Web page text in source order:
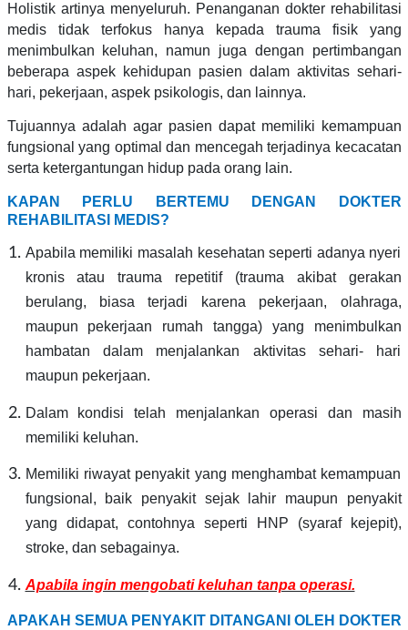
Holistik artinya menyeluruh. Penanganan dokter rehabilitasi
medis tidak terfokus hanya kepada trauma fisik yang
menimbulkan keluhan, namun juga dengan pertimbangan
beberapa aspek kehidupan pasien dalam aktivitas sehari-
hari, pekerjaan, aspek psikologis, dan lainnya.
Tujuannya adalah agar pasien dapat memiliki kemampuan
fungsional yang optimal dan mencegah terjadinya kecacatan
serta ketergantungan hidup pada orang lain.
KAPAN PERLU BERTEMU DENGAN DOKTER
REHABILITASI MEDIS?
Apabila memiliki masalah kesehatan seperti adanya nyeri
kronis atau trauma repetitif (trauma akibat gerakan
berulang, biasa terjadi karena pekerjaan, olahraga,
maupun pekerjaan rumah tangga) yang menimbulkan
hambatan dalam menjalankan aktivitas sehari- hari
maupun pekerjaan.
Dalam kondisi telah menjalankan operasi dan masih
memiliki keluhan.
Memiliki riwayat penyakit yang menghambat kemampuan
fungsional, baik penyakit sejak lahir maupun penyakit
yang didapat, contohnya seperti HNP (syaraf kejepit),
stroke, dan sebagainya.
Apabila ingin mengobati keluhan tanpa operasi.
APAKAH SEMUA PENYAKIT DITANGANI OLEH DOKTER